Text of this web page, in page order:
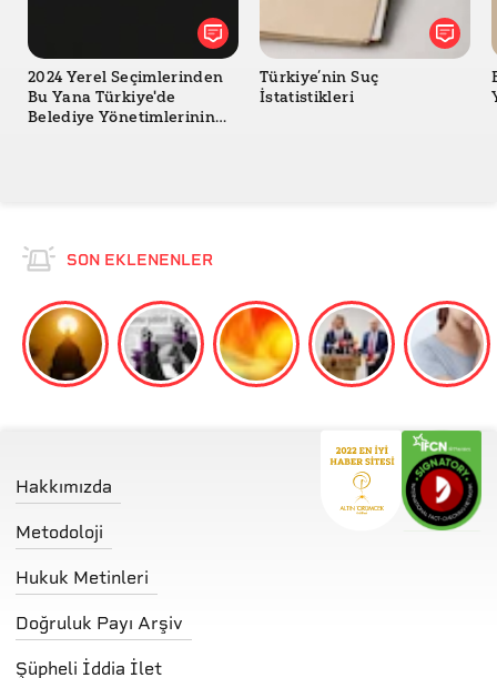
2024 Yerel Seçimlerinden
Bu Yana Türkiye'de
Belediye Yönetimlerinin
Türkiye’nin Suç
İstatistikleri
SON EKLENENLER
Hakkımızda
Metodoloji
Hukuk Metinleri
Doğruluk Payı Arşiv
Şüpheli İddia İlet